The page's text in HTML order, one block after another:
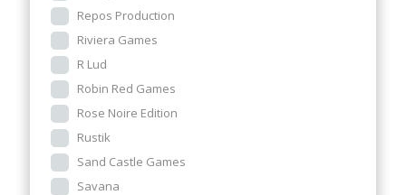
Repos Production
Riviera Games
R Lud
Robin Red Games
Rose Noire Edition
Rustik
Sand Castle Games
Savana